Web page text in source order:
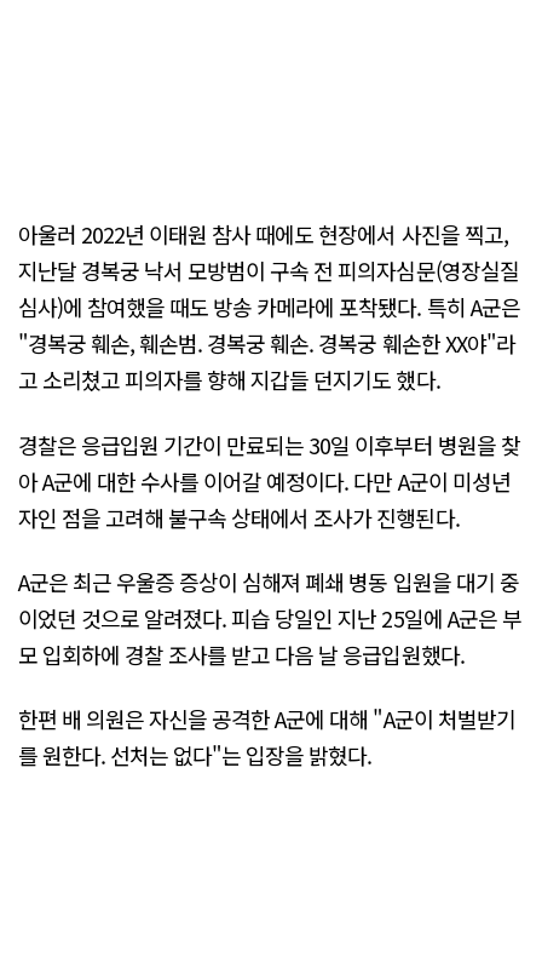
아울러 2022년 이태원 참사 때에도 현장에서 사진을 찍고,
지난달 경복궁 낙서 모방범이 구속 전 피의자심문(영장실질
심사)에 참여했을 때도 방송 카메라에 포착됐다. 특히 A군은
"경복궁 훼손, 훼손범. 경복궁 훼손. 경복궁 훼손한 XX야"라
고 소리쳤고 피의자를 향해 지갑들 던지기도 했다.
경찰은 응급입원 기간이 만료되는 30일 이후부터 병원을 찾
아 A군에 대한 수사를 이어갈 예정이다. 다만 A군이 미성년
자인 점을 고려해 불구속 상태에서 조사가 진행된다.
A군은 최근 우울증 증상이 심해져 폐쇄 병동 입원을 대기 중
이었던 것으로 알려졌다. 피습 당일인 지난 25일에 A군은 부
모 입회하에 경찰 조사를 받고 다음 날 응급입원했다.
한편 배 의원은 자신을 공격한 A군에 대해 "A군이 처벌받기
를 원한다. 선처는 없다"는 입장을 밝혔다.